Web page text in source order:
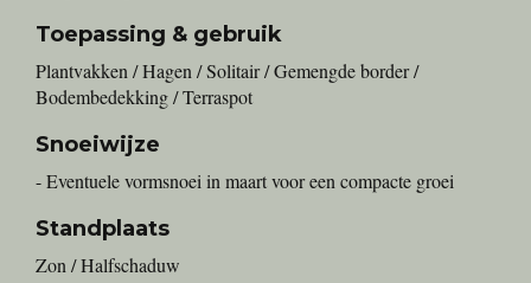
Toepassing & gebruik
Plantvakken / Hagen / Solitair / Gemengde border /
Bodembedekking / Terraspot
Snoeiwijze
- Eventuele vormsnoei in maart voor een compacte groei
Standplaats
Zon / Halfschaduw